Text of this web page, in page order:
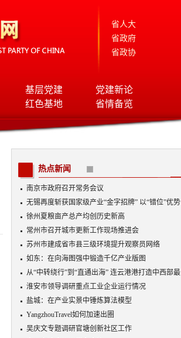
省人大
省政府
省政协
基层党建
党建新论
红色基地 省情备览
热点新闻
南京市政府召开常务会议
无锡再度斩获国家级产业“金字招牌” 以“错位”优势
入局AI顶层赛道
徐州夏粮亩产总产均创历史新高
常州市召开城市更新工作现场推进会
苏州市建成省市县三级环境提升观察员网络
如东：在向海图强中锻造千亿产业版图
从“中转绕行”到“直通出海” 连云港港打造中西部最
优出海口
淮安市领导调研重点工业企业运行情况
盐城：在产业实景中锤炼算法模型
YangzhouTravel如何加速出圈
吴庆文专题调研官塘创新社区工作